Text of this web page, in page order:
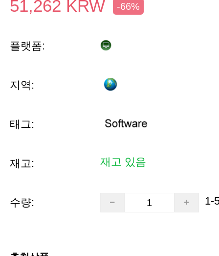
51,262 KRW -66%
플랫폼:
지역:
태그:
재고: 재고 있음
수량: 1-